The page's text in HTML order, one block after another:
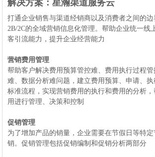
解决方案：星瀚渠道服务云
打通企业销售与渠道经销商以及消费者之间的
2B/2C的全域营销信息化管理。帮助企业统一线
客引流能力，提升企业经营能力
营销费用管理
帮助客户解决费用预算管控难、费用执行过程
难、数据分析难问题，建立费用预算、申请、
标准流程，实现营销费用的执行和费用的分析
用进行管理、决策和控制
促销管理
为了增加产品的销量，企业需要在节假日等特
销。促销管理包括促销编制和促销分析两部分